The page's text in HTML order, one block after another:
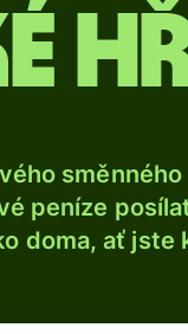
peníze
doma, ať jste